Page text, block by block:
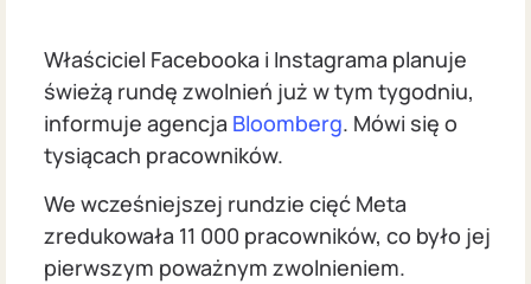
Właściciel Facebooka i Instagrama planuje
świeżą rundę zwolnień już w tym tygodniu,
informuje agencja Bloomberg. Mówi się o
tysiącach pracowników.
We wcześniejszej rundzie cięć Meta
zredukowała 11 000 pracowników, co było jej
pierwszym poważnym zwolnieniem.